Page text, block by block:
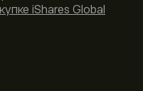
iShares Global